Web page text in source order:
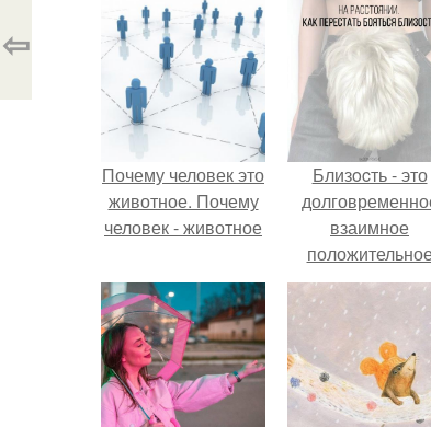
⇦
Почему человек это
животное. Почему
человек - животное
Близocть - это
взаимное
вовлечение,
взаимодействие.